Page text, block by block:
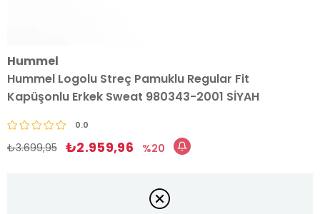
Hummel
Hummel Logolu Streç Pamuklu Regular Fit
Kapüşonlu Erkek Sweat 980343-2001 SİYAH
0.0
₺3.699,95 ₺2.959,96 20